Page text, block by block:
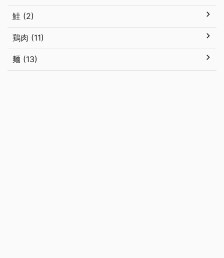
鮭 (2)
鶏肉 (11)
麺 (13)